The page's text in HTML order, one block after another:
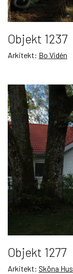
Objekt 1237
Arkitekt: Bo Vidén
Objekt 1277
Arkitekt: Sköna Hus